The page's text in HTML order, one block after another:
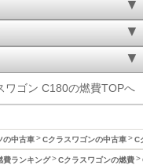
ワゴン C180の燃費TOPへ
の中古車 Cクラスワゴンの中古車 C
費ランキング Cクラスワゴンの燃費